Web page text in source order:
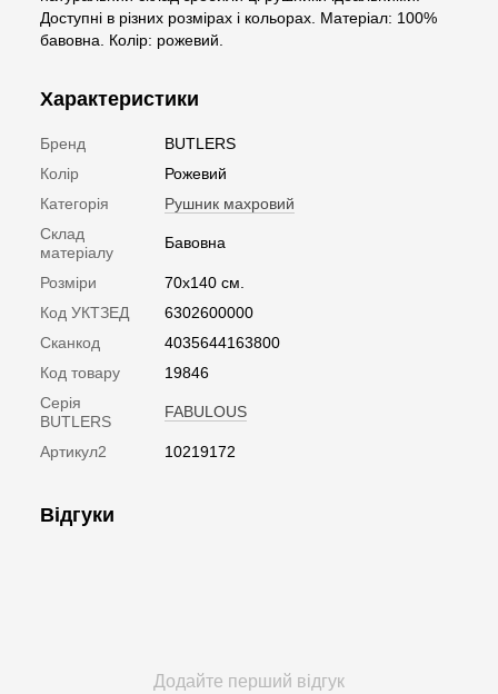
Доступні в різних розмірах і кольорах. Матеріал: 100%
бавовна. Колір: рожевий.
Характеристики
Бренд
BUTLERS
Колір
Рожевий
Категорія
Рушник махровий
Склад
матеріалу
Бавовна
Розміри
70х140 см.
Код УКТЗЕД
6302600000
Сканкод
4035644163800
Код товару
19846
Серія
BUTLERS
FABULOUS
Артикул2 10219172
Відгуки
Додайте перший відгук